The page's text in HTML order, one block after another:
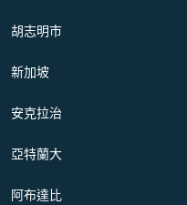
胡志明市
新加坡
安克拉治
亞特蘭大
阿布達比